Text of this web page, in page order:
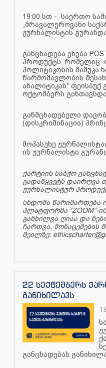
19:00 სთ - საერთო
„მრავალეროვანი
ჟურნალისტის
განცხადება ეხება
პროდუქტს, რომელიც
პოლიტიკოსის მამუკა
წარმომავლობის
ანალიტიკას" ფეისბუქ
ოქტომბერს განთავსდა.
განმცხადებელი
(დისკრიმინაცია)
მოპასუხე
ის ჟურნალისტი
ქარტიის საბჭო
გადაწყვეტს დაირღვა
ჟურნალისტურ
სხდომა წარიმართება
პლატფორმა “ZOOM”-
განხილვა ღიაა და
ჩართვა. მონაცემების
მეილზე:
22 სექტემბერს
განიხილავს
განცხადებას